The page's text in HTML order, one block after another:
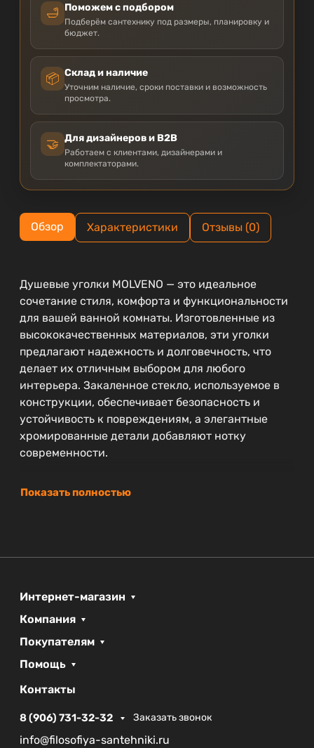
🛁 Поможем с подбором
Подберём сантехнику под размеры, планировку и
бюджет.
📦 Склад и наличие
Уточним наличие, сроки поставки и возможность
просмотра.
🤝 Для дизайнеров и B2B
Работаем с клиентами, дизайнерами и
комплектаторами.
Обзор Характеристики Отзывы (0)
Душевые уголки MOLVENO — это идеальное
сочетание стиля, комфорта и функциональности
для вашей ванной комнаты. Изготовленные из
высококачественных материалов, эти уголки
предлагают надежность и долговечность, что
делает их отличным выбором для любого
интерьера. Закаленное стекло, используемое в
конструкции, обеспечивает безопасность и
устойчивость к повреждениям, а элегантные
хромированные детали добавляют нотку
современности.
Показать полностью
Интернет-магазин
Компания
Покупателям
Помощь
Контакты
8 (906) 731-32-32 Заказать звонок
info@filosofiya-santehniki.ru